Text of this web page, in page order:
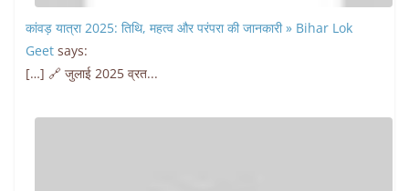
कांवड़ यात्रा 2025: तिथि, महत्व और परंपरा की जानकारी » Bihar Lok
Geet says:
[…] 🔗 जुलाई 2025 व्रत...